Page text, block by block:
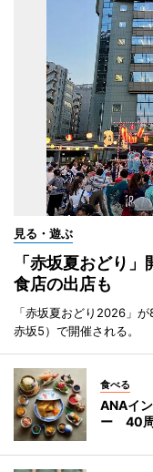
見る・遊ぶ
「赤坂夏おどり
食店の出店も
「赤坂夏おどり2026」
赤坂5）で開催される。
食べる
ANAイ
ー 40周